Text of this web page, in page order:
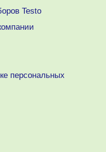
Testo
персональных